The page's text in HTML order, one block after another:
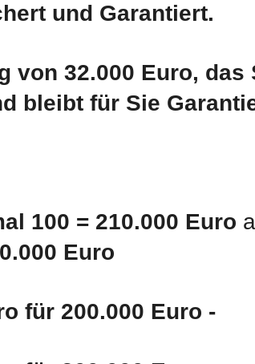
und Garantiert.
von 32.000 Euro,
bleibt für Sie
100 = 210.000 Euro
Euro
für 200.000 Euro -